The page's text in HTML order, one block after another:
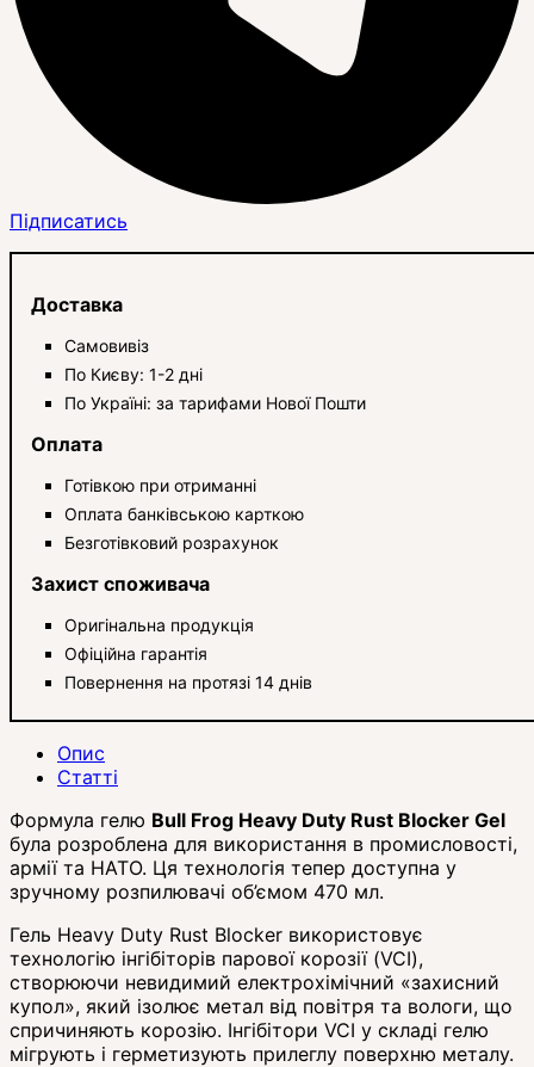
Підписатись
Доставка
Самовивіз
По Києву: 1-2 дні
По Україні: за тарифами Нової Пошти
Оплата
Готівкою при отриманні
Оплата банківською карткою
Безготівковий розрахунок
Захист споживача
Оригінальна продукція
Офіційна гарантія
Повернення на протязі 14 днів
Опис
Статті
Формула гелю Bull Frog Heavy Duty Rust Blocker Gel
була розроблена для використання в промисловості,
армії та НАТО. Ця технологія тепер доступна у
зручному розпилювачі об’ємом 470 мл.
Гель Heavy Duty Rust Blocker використовує
технологію інгібіторів парової корозії (VCI),
створюючи невидимий електрохімічний «захисний
купол», який ізолює метал від повітря та вологи, що
спричиняють корозію. Інгібітори VCI у складі гелю
мігрують і герметизують прилеглу поверхню металу.